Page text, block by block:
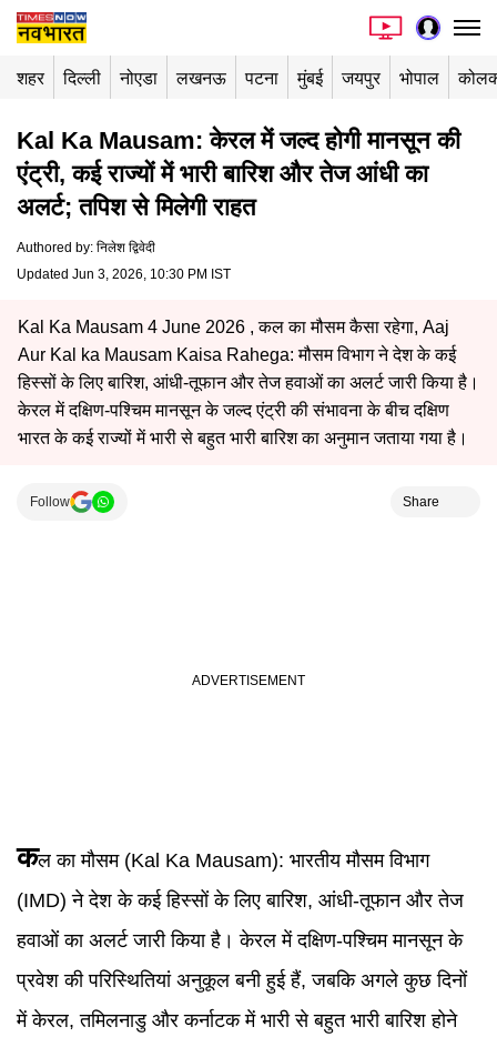
शहर दिल्ली नोएडा लखनऊ पटना मुंबई जयपुर भोपाल
Kal Ka Mausam: केरल में जल्द होगी मानसून की
एंट्री, कई राज्यों में भारी बारिश और तेज आंधी का
अलर्ट; तपिश से मिलेगी राहत
Authored by: निलेश द्विवेदी
Updated Jun 3, 2026, 10:30 PM IST
Kal Ka Mausam 4 June 2026 , कल का मौसम कैसा रहेगा, Aaj
Aur Kal ka Mausam Kaisa Rahega: मौसम विभाग ने देश के कई
हिस्सों के लिए बारिश, आंधी-तूफान और तेज हवाओं का अलर्ट जारी किया है।
केरल में दक्षिण-पश्चिम मानसून के जल्द एंट्री की संभावना के बीच दक्षिण
भारत के कई राज्यों में भारी से बहुत भारी बारिश का अनुमान जताया गया है।
Follow Share
कल का मौसम (Kal Ka Mausam): भारतीय मौसम विभाग
(IMD) ने देश के कई हिस्सों के लिए बारिश, आंधी-तूफान और तेज
हवाओं का अलर्ट जारी किया है। केरल में दक्षिण-पश्चिम मानसून के
प्रवेश की परिस्थितियां अनुकूल बनी हुई हैं, जबकि अगले कुछ दिनों
में केरल, तमिलनाडु और कर्नाटक में भारी से बहुत भारी बारिश होने